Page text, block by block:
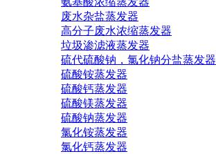
废水杂盐蒸发器
高分子废水浓缩蒸发器
垃圾渗滤液蒸发器
硫代硫酸钠，氯化钠分盐蒸发器
硫酸铵蒸发器
硫酸钙蒸发器
硫酸镁蒸发器
硫酸钠蒸发器
氯化铵蒸发器
氯化钙蒸发器